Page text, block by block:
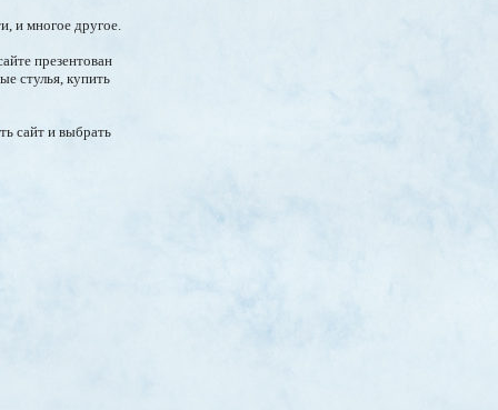
и многое другое.
презентован
стулья, купить
сайт и выбрать